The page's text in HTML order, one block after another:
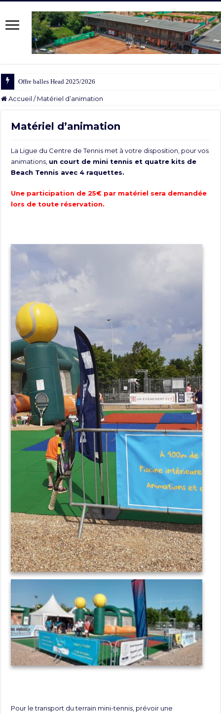
Offre balles Head 2025/2026
Accueil / Matériel d’animation
Matériel d’animation
La Ligue du Centre de Tennis met à votre disposition, pour vos
animations, un court de mini tennis et quatre kits de
Beach Tennis avec 4 raquettes.
Une participation de 25€ par matériel sera demandée
lors de toute réservation.
Pour le transport du terrain mini-tennis, prévoir une